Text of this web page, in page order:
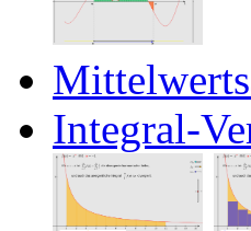
Integral-